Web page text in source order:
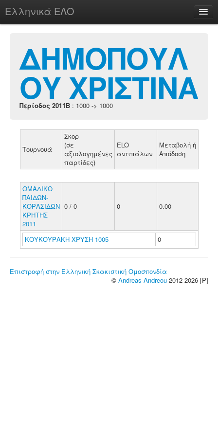
Ελληνικά ΕΛΟ
chesstu.be @ discord
Login
ΔΗΜΟΠΟΥΛ
ΟΥ ΧΡΙΣΤΙΝΑ
Περίοδος 2011B : 1000 -> 1000
Τουρνουά
Σκορ
(σε
αξιολογημένες
παρτίδες)
ELO
αντιπάλων
Μεταβολή ή
Απόδοση
ΟΜΑΔΙΚΟ
ΠΑΙΔΩΝ-
ΚΟΡΑΣΙΔΩΝ
ΚΡΗΤΗΣ
2011
0 / 0 0 0.00
ΚΟΥΚΟΥΡΑΚΗ ΧΡΥΣΗ 1005 0
Επιστροφή στην Ελληνική Σκακιστική Ομοσπονδία
© Andreas Andreou 2012-2026 [P]